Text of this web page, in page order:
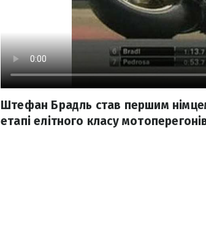
Штефан Брадль став першим
етапі елітного класу